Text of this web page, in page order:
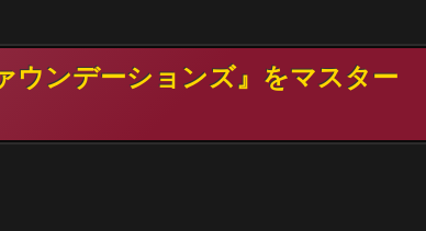
ウンデーションズ』をマスター